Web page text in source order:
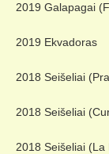
2019 Galapagai
2019 Ekvadoras
2018 Seišeliai
2018 Seišeliai
2018 Seišeliai (La